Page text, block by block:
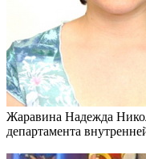
Жаравина Надежда
департамента